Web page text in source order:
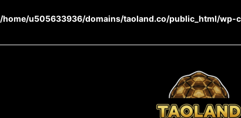
/home/u505633936/domains/taoland.co/public_html/